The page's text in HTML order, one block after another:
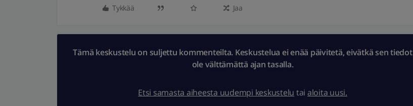
Tykkää Jaa
Tämä keskustelu on suljettu kommenteilta. Keskustelua ei enää päivitetä, eivätkä sen tiedot
ole välttämättä ajan tasalla.
Etsi samasta aiheesta uudempi keskustelu tai aloita uusi.